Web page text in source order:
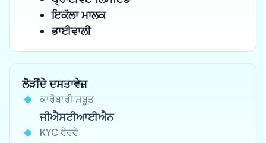
ਇਕੱਲਾ ਮਾਲਕ
ਭਾਈਵਾਲੀ
ਲੋੜੀਂਦੇ ਦਸਤਾਵੇਜ਼
ਕਾਰੋਬਾਰੀ ਸਬੂਤ
ਜੀਐਸਟੀਆਈਐਨ
KYC ਵੇਰਵੇ